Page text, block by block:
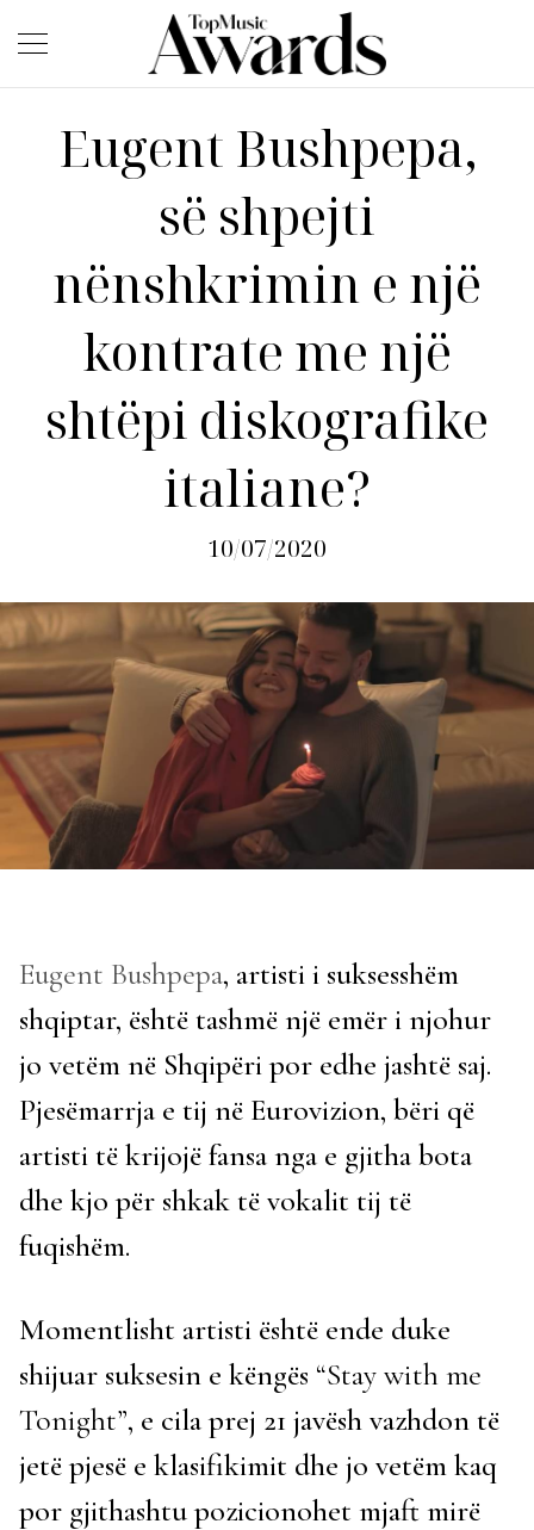
Eugent Bushpepa,
së shpejti
nënshkrimin e një
kontrate me një
shtëpi diskografike
italiane?
10/07/2020
Eugent Bushpepa, artisti i suksesshëm
shqiptar, është tashmë një emër i njohur
jo vetëm në Shqipëri por edhe jashtë saj.
Pjesëmarrja e tij në Eurovizion, bëri që
artisti të krijojë fansa nga e gjitha bota
dhe kjo për shkak të vokalit tij të
fuqishëm.
Momentlisht artisti është ende duke
shijuar suksesin e këngës “Stay with me
Tonight”, e cila prej 21 javësh vazhdon të
jetë pjesë e klasifikimit dhe jo vetëm kaq
por gjithashtu pozicionohet mjaft mirë